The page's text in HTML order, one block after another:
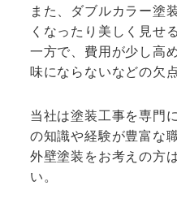
また、ダブルカラー塗
くなったり美しく見せ
一方で、費用が少し高
味にならないなどの欠
当社は塗装工事を専門
の知識や経験が豊富な
外壁塗装をお考えの方
い。